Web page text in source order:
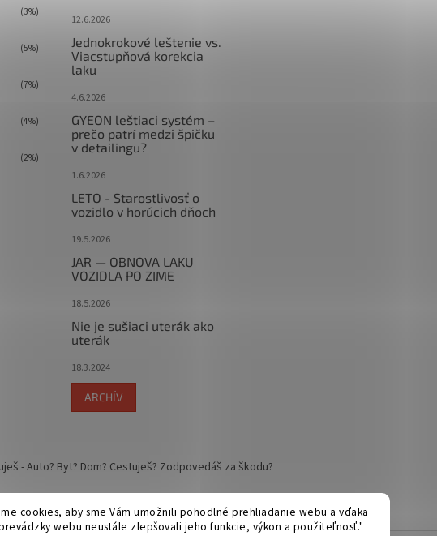
cookies, aby sme Vám umožnili pohodlné prehliadanie webu a vďaka
webu neustále zlepšovali jeho funkcie, výkon a použiteľnosť."
(3%)
(5%)
(7%)
(4%)
(2%)
12.6.2026
Jednokrokové leštenie vs.
Viacstupňová korekcia
laku
4.6.2026
GYEON leštiaci systém –
prečo patrí medzi špičku
v detailingu?
1.6.2026
LETO - Starostlivosť o
vozidlo v horúcich dňoch
19.5.2026
JAR — OBNOVA LAKU
VOZIDLA PO ZIME
18.5.2026
Nie je sušiaci uterák ako
uterák
18.3.2024
ARCHÍV
- Auto? Byt? Dom? Cestuješ? Zodpovedáš za škodu?